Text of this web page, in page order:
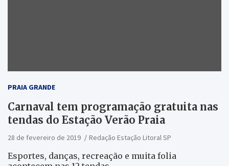
PRAIA GRANDE
Carnaval tem programação gratuita nas
tendas do Estação Verão Praia
28 de fevereiro de 2019 Redação Estação Litoral SP
Esportes, danças, recreação e muita folia